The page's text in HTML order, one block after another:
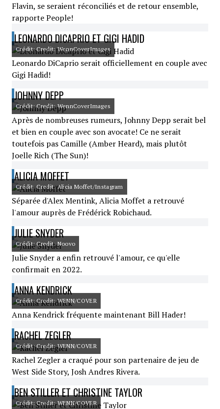
Flavin, se seraient réconciliés et de retour ensemble,
rapporte People!
LEONARDO DICAPRIO ET GIGI HADID
Crédit: Credit: WennCoverImages
Leonardo DiCaprio serait officiellement en couple avec
Gigi Hadid!
JOHNNY DEPP
Crédit: Credit: WennCoverImages
Après de nombreuses rumeurs, Johnny Depp serait bel
et bien en couple avec son avocate! Ce ne serait
toutefois pas Camille (Amber Heard), mais plutôt
Joelle Rich (The Sun)!
ALICIA MOFFET
Crédit: Credit: Alicia Moffet/Instagram
Séparée d'Alex Mentink, Alicia Moffet a retrouvé
l'amour auprès de Frédérick Robichaud.
JULIE SNYDER
Crédit: Credit: Noovo
Julie Snyder a enfin retrouvé l'amour, ce qu'elle
confirmait en 2022.
ANNA KENDRICK
Crédit: Credit: WENN/COVER
Anna Kendrick fréquente maintenant Bill Hader!
RACHEL ZEGLER
Crédit: Credit: WENN/COVER
Rachel Zegler a craqué pour son partenaire de jeu de
West Side Story, Josh Andres Rivera.
BEN STILLER ET CHRISTINE TAYLOR
Crédit: Credit: WENN/COVER